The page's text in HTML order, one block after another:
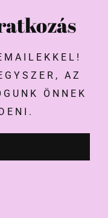
AZ
ÖNNEK